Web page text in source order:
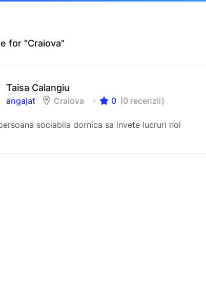
for "Craiova"
Taisa Calangiu
angajat Craiova 0 (0 recenzii)
sociabila dornica sa invete lucruri noi